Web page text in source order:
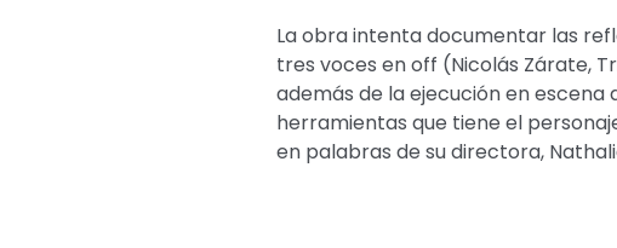
La obra intenta documentar las
tres voces en off (Nicolás Zárate,
además de la ejecución en escena
herramientas que tiene el
en palabras de su directora,